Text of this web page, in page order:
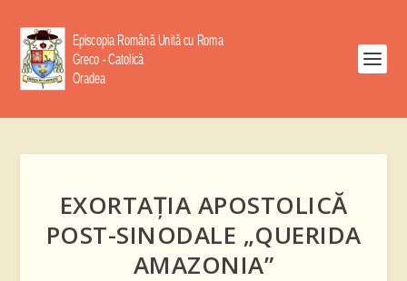
EXORTAŢIA APOSTOLICĂ
POST-SINODALE „QUERIDA
AMAZONIA”